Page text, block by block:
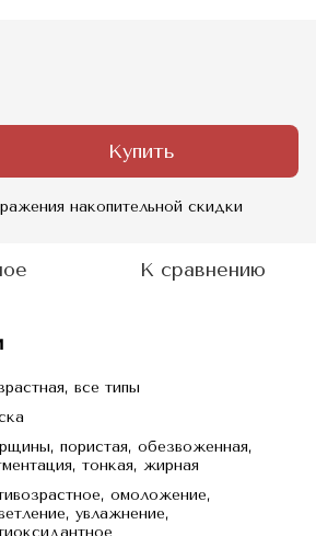
Купить
накопительной скидки
К сравнению
все типы
пористая, обезвоженная,
тонкая, жирная
омоложение,
увлажнение,